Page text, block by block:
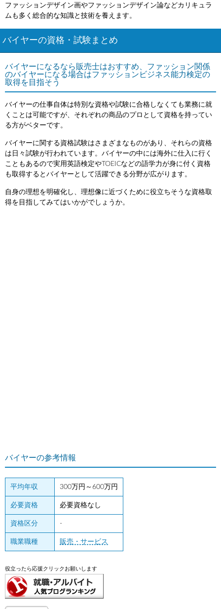
ファッションデザイン画やファッションデザイン論などカリキュラ
ムも多く総合的な知識と技術を養えます。
バイヤーの資格・試験まとめ
バイヤーになるなら販売士はおすすめ、ファッション関係
のバイヤーになる場合はファッションビジネス能力検定の
取得を目指そう
バイヤーの仕事自体は特別な資格や試験に合格しなくても業務に就
くことは可能ですが、それぞれの商品のプロとして資格を持ってい
る方がベターです。
バイヤーに関する資格試験はさまざまなものがあり、それらの資格
は日々試験が行われています。バイヤーの中には海外に仕入に行く
こともあるので実用英語検定やTOEICなどの語学力が身に付く資格
も取得するとバイヤーとして活躍できる分野が広がります。
自身の理想を明確化し、理想像に近づくために役立ちそうな資格取
得を目指してみてはいかがでしょうか。
バイヤーの参考情報
平均年収 300万円～600万円
必要資格 必要資格なし
資格区分 -
職業職種 販売・サービス
役立ったら応援クリックお願いします